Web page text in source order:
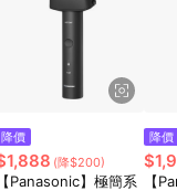
降價
(降$200)
【Panasonic】極簡系
降價
【